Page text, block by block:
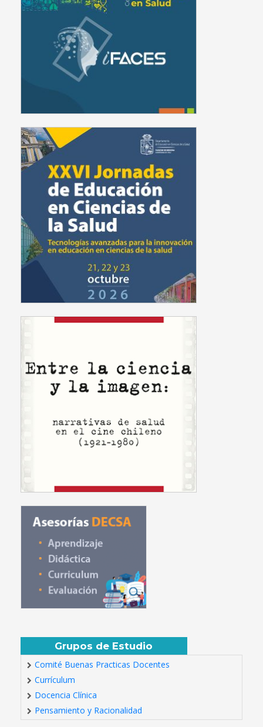
Grupos de Estudio
Comité Buenas Practicas Docentes
Currículum
Docencia Clínica
Pensamiento y Racionalidad